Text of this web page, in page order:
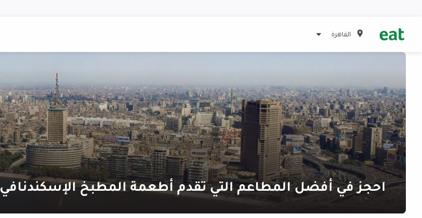
القاهرة
احجز في أفضل المطاعم التي تقدم أطعمة المطبخ الإسكندنافي